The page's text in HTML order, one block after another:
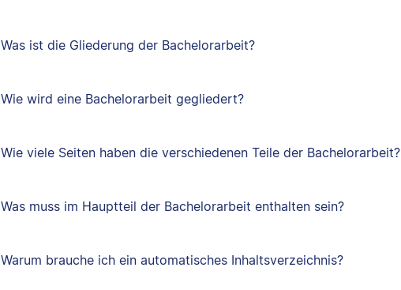
Was ist die Gliederung der Bachelorarbeit?
Wie wird eine Bachelorarbeit gegliedert?
Wie viele Seiten haben die verschiedenen Teile der Bachelorarbeit?
Was muss im Hauptteil der Bachelorarbeit enthalten sein?
Warum brauche ich ein automatisches Inhaltsverzeichnis?